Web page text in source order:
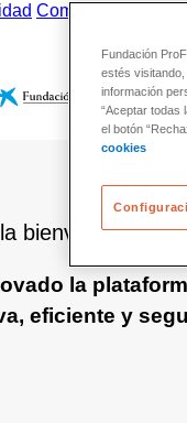
Comunidad
bienvenida a la
la
eficiente y
Fundación
estés
información
“Aceptar todas
el botón
cookies